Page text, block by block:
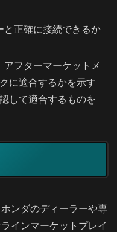
と正確に接続できるか
フターマーケットメ
に適合するかを示す
して適合するものを
ンダのディーラーや専
インマーケットプレイ